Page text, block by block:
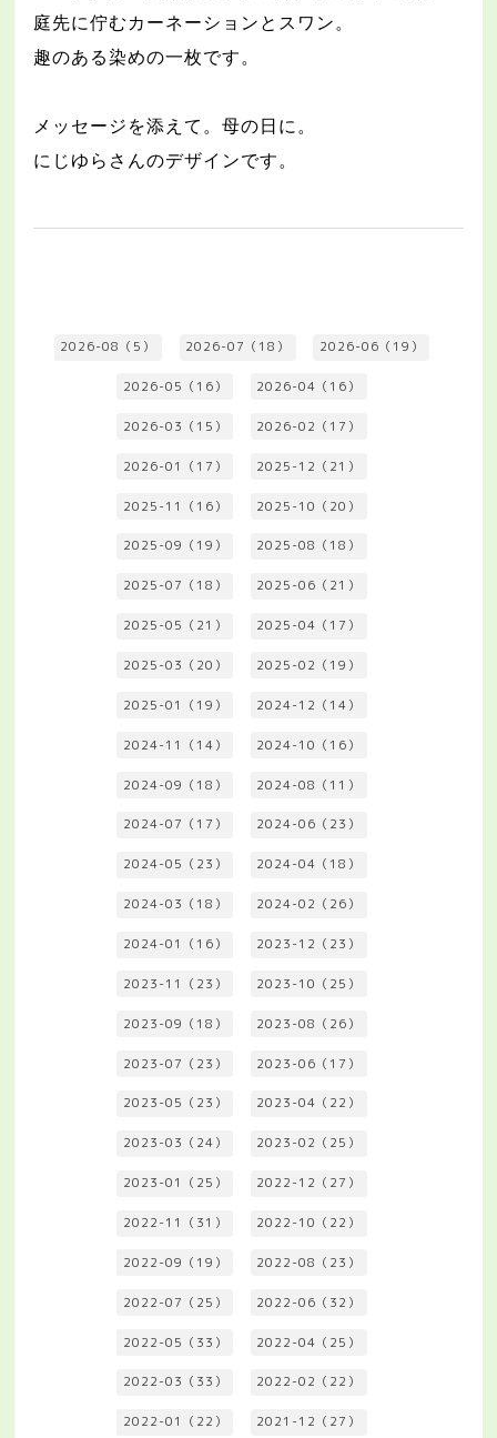
庭先に佇むカーネーションとスワン。
趣のある染めの一枚です。
メッセージを添えて。母の日に。
にじゆらさんのデザインです。
2026-08（5） 2026-07（18） 2026-06（19）
2026-05（16） 2026-04（16）
2026-03（15） 2026-02（17）
2026-01（17） 2025-12（21）
2025-11（16） 2025-10（20）
2025-09（19） 2025-08（18）
2025-07（18） 2025-06（21）
2025-05（21） 2025-04（17）
2025-03（20） 2025-02（19）
2025-01（19） 2024-12（14）
2024-11（14） 2024-10（16）
2024-09（18） 2024-08（11）
2024-07（17） 2024-06（23）
2024-05（23） 2024-04（18）
2024-03（18） 2024-02（26）
2024-01（16） 2023-12（23）
2023-11（23） 2023-10（25）
2023-09（18） 2023-08（26）
2023-07（23） 2023-06（17）
2023-05（23） 2023-04（22）
2023-03（24） 2023-02（25）
2023-01（25） 2022-12（27）
2022-11（31） 2022-10（22）
2022-09（19） 2022-08（23）
2022-07（25） 2022-06（32）
2022-05（33） 2022-04（25）
2022-03（33） 2022-02（22）
2022-01（22） 2021-12（27）